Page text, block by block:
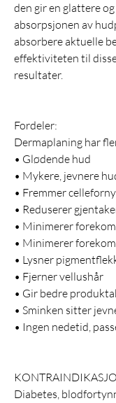
den gir en glattere
absorpsjonen av
absorbere aktuelle
effektiviteten til
resultater.
Fordeler:
Dermaplaning har
• Glødende hud
• Mykere, jevnere
• Fremmer
• Reduserer
• Minimerer
• Minimerer
• Lysner
• Fjerner vellushår
• Gir bedre
• Sminken sitter
• Ingen nedetid,
Diabetes,